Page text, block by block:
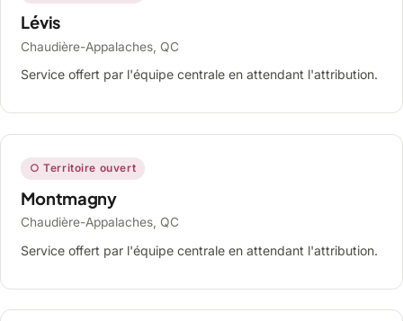
Lévis
Chaudière-Appalaches, QC
Service offert par l'équipe centrale en attendant l'attribution.
○ Territoire ouvert
Montmagny
Chaudière-Appalaches, QC
Service offert par l'équipe centrale en attendant l'attribution.